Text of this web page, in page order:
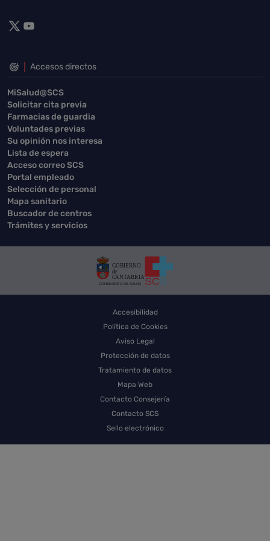
Accesos directos
MiSalud@SCS
Solicitar cita previa
Farmacias de guardia
Voluntades previas
Su opinión nos interesa
Lista de espera
Acceso correo SCS
Portal empleado
Selección de personal
Mapa sanitario
Buscador de centros
Trámites y servicios
Accesibilidad
Política de Cookies
Aviso Legal
Protección de datos
Tratamiento de datos
Mapa Web
Contacto Consejería
Contacto SCS
Sello electrónico